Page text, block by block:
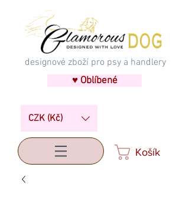
designové zboží pro psy a handlery
♥ Oblíbené
CZK (Kč)
Košík